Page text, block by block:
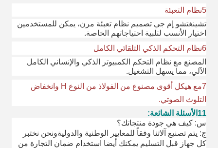
5نظام التعبئة
تشينغتشو إم جي تصميم نظام تعبئة مرن، يمكن للمستخدمين
اختيار الأنسب لتلبية احتياجاتهم الخاصة.
6نظام التحكم الذكي التلقائي الكامل
المصنع مع نظام التحكم الكمبيوتر الذكي والإنساني الكامل
الآلي، مما يسهل التشغيل.
7مع هيكل أقوى مصنوع من الفولاذ من النوع H وانخفاض
التلوث الصوتي.
11الأسئلة الشائعة:
س: كيف هي جودة منتجاتك؟
ج: يتم تصنيع آلاتنا وفقاً للمعايير الوطنية والدوليةونحن نختبر
كل جهاز قبل التسليم يمكنك أيضا استخدام ضمان التجارة من